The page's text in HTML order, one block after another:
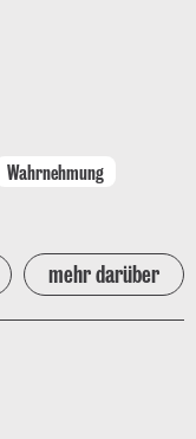
Wahrnehmung
mehr darüber